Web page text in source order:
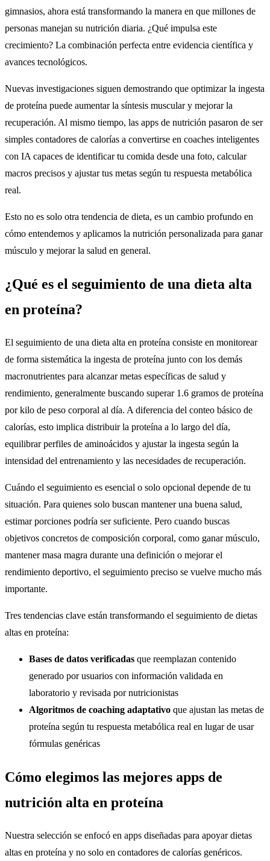
gimnasios, ahora está transformando la manera en que millones de
personas manejan su nutrición diaria. ¿Qué impulsa este
crecimiento? La combinación perfecta entre evidencia científica y
avances tecnológicos.
Nuevas investigaciones siguen demostrando que optimizar la ingesta
de proteína puede aumentar la síntesis muscular y mejorar la
recuperación. Al mismo tiempo, las apps de nutrición pasaron de ser
simples contadores de calorías a convertirse en coaches inteligentes
con IA capaces de identificar tu comida desde una foto, calcular
macros precisos y ajustar tus metas según tu respuesta metabólica
real.
Esto no es solo otra tendencia de dieta, es un cambio profundo en
cómo entendemos y aplicamos la nutrición personalizada para ganar
músculo y mejorar la salud en general.
¿Qué es el seguimiento de una dieta alta
en proteína?
El seguimiento de una dieta alta en proteína consiste en monitorear
de forma sistemática la ingesta de proteína junto con los demás
macronutrientes para alcanzar metas específicas de salud y
rendimiento, generalmente buscando superar 1.6 gramos de proteína
por kilo de peso corporal al día. A diferencia del conteo básico de
calorías, esto implica distribuir la proteína a lo largo del día,
equilibrar perfiles de aminoácidos y ajustar la ingesta según la
intensidad del entrenamiento y las necesidades de recuperación.
Cuándo el seguimiento es esencial o solo opcional depende de tu
situación. Para quienes solo buscan mantener una buena salud,
estimar porciones podría ser suficiente. Pero cuando buscas
objetivos concretos de composición corporal, como ganar músculo,
mantener masa magra durante una definición o mejorar el
rendimiento deportivo, el seguimiento preciso se vuelve mucho más
importante.
Tres tendencias clave están transformando el seguimiento de dietas
altas en proteína:
Bases de datos verificadas que reemplazan contenido
generado por usuarios con información validada en
laboratorio y revisada por nutricionistas
Algoritmos de coaching adaptativo que ajustan las metas de
proteína según tu respuesta metabólica real en lugar de usar
fórmulas genéricas
Cómo elegimos las mejores apps de
nutrición alta en proteína
Nuestra selección se enfocó en apps diseñadas para apoyar dietas
altas en proteína y no solo en contadores de calorías genéricos.